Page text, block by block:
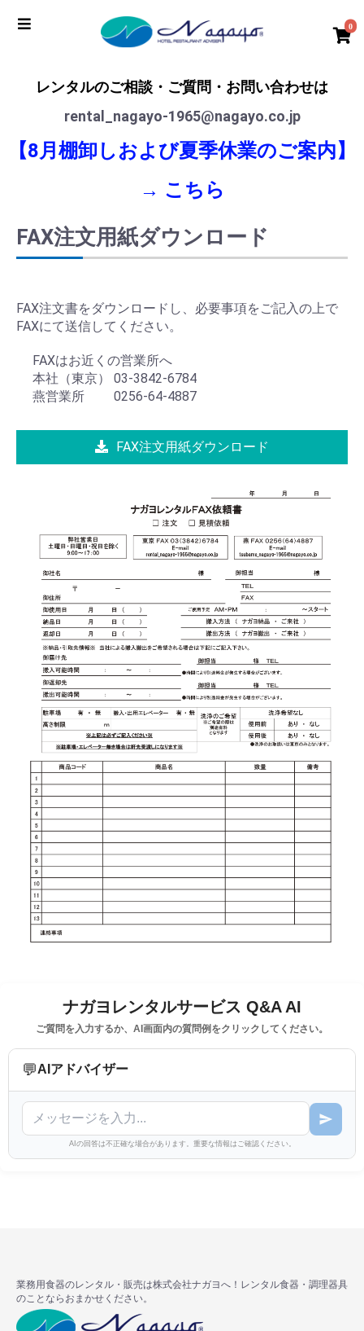
0
レンタルのご相談・ご質問・お問い合わせは
rental_nagayo-1965@nagayo.co.jp
【8月棚卸しおよび夏季休業のご案内】
→ こちら
FAX注文用紙ダウンロード
FAX注文書をダウンロードし、必要事項をご記入の上で
FAXにて送信してください。
FAXはお近くの営業所へ
本社（東京） 03-3842-6784
燕営業所 0256-64-4887
FAX注文用紙ダウンロード
ナガヨレンタルサービス Q&A AI
ご質問を入力するか、AI画面内の質問例をクリックしてください。
💬AIアドバイザー
AIの回答は不正確な場合があります。重要な情報はご確認ください。
業務用食器のレンタル・販売は株式会社ナガヨへ！レンタル食器・調理器具
のことならおまかせください。